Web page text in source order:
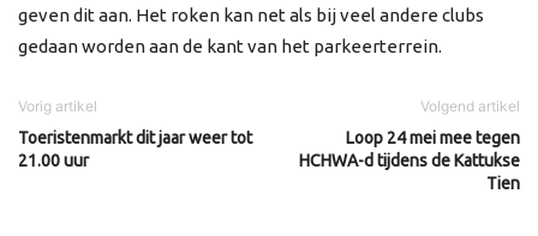
geven dit aan. Het roken kan net als bij veel andere clubs
gedaan worden aan de kant van het parkeerterrein.
Vorig artikel
Toeristenmarkt dit jaar weer tot
21.00 uur
Volgend artikel
Loop 24 mei mee tegen
HCHWA-d tijdens de Kattukse
Tien